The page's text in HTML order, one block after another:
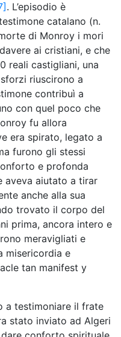
. L’episodio è
catalano (n.
di Monroy i mori
ai cristiani, e che
reali castigliani, una
riuscirono a
contribuì a
con quel poco che
fu allora
era spirato, legato a
furono gli stessi
e profonda
aveva aiutato a tirar
anche alla sua
trovato il corpo del
prima, ancora intero e
meravigliati e
misericordia e
tan manifest y
a testimoniare il frate
stato inviato ad Algeri